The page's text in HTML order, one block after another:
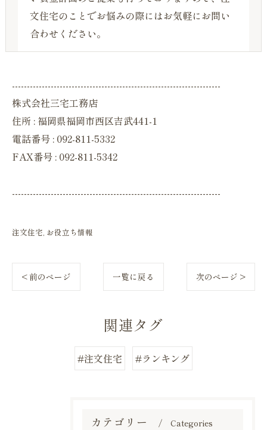
文住宅のことでお悩みの際にはお気軽にお問い
合わせください。
----------------------------------------------------------------------
株式会社三宅工務店
住所 : 福岡県福岡市西区吉武441-1
電話番号 : 092-811-5332
FAX番号 : 092-811-5342
----------------------------------------------------------------------
注文住宅 お役立ち情報
< 前のページ 一覧に戻る 次のページ >
関連タグ
#注文住宅 #ランキング
カテゴリー Categories